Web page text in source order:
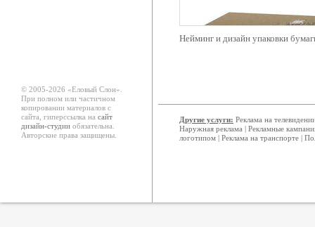
Нейминг и дизайн упаковки
© 2005-2026 «Еловый Cлон».
При полном или частичном
копировании материалов с
сайта, гиперссылка на сайт
дизайн-студии обязательна.
Авторские права защищены.
Другие услуги: Реклама на
Наружная реклама | Рекламные
логотипом | Реклама на транспорте |